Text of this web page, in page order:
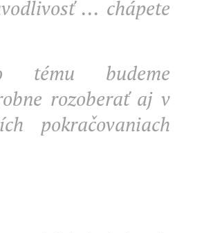
... chápete
tému budeme
rozoberať aj v
pokračovaniach